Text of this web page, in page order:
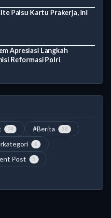
Palsu Kartu Prakerja, Ini
Apresiasi Langkah
Reformasi Polri
74 #Berita 38
6
Post 5